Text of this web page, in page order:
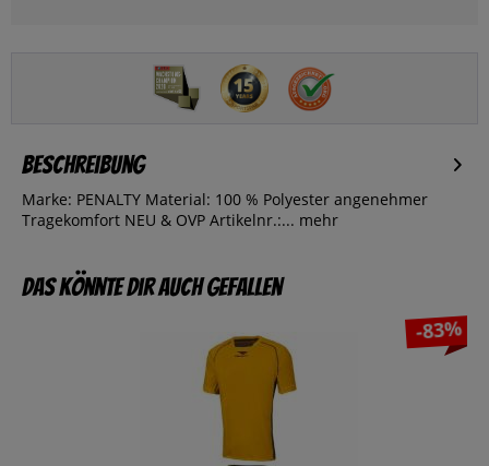
Beschreibung
Marke: PENALTY Material: 100 % Polyester angenehmer
Tragekomfort NEU & OVP Artikelnr.:... mehr
Das könnte dir auch gefallen
-83%